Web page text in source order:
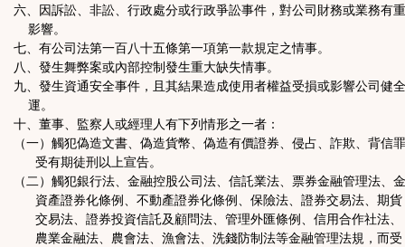
六、因訴訟、非訟、行政處分或行政爭訟事件，對公司財務或業務有
影響。
七、有公司法第一百八十五條第一項第一款規定之情事。
八、發生舞弊案或內部控制發生重大缺失情事。
九、發生資通安全事件，且其結果造成使用者權益受損或影響公司健
運。
十、董事、監察人或經理人有下列情形之一者：
（一）觸犯偽造文書、偽造貨幣、偽造有價證券、侵占、詐欺、背信
受有期徒刑以上宣告。
（二）觸犯銀行法、金融控股公司法、信託業法、票券金融管理法、
資產證券化條例、不動產證券化條例、保險法、證券交易法、期貨
交易法、證券投資信託及顧問法、管理外匯條例、信用合作社法、
農業金融法、農會法、漁會法、洗錢防制法等金融管理法規，而受